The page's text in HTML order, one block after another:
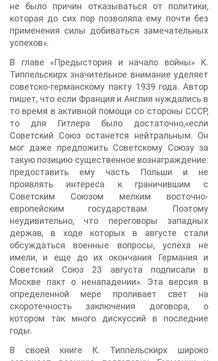
не было причин отказываться от политики,
которая до сих пор позволяла ему почти без
применения силы добиваться замечательных
успехов».
В главе «Предыстория и начало войны» К.
Типпельскирх значительное внимание уделяет
советско-германскому пакту 1939 года. Автор
пишет, что если Франция и Англия нуждались в
то время в активной помощи со стороны СССР,
то для Гитлера было достаточно,«если
Советский Союз останется нейтральным. Он
мог даже предложить Советскому Союзу за
такую позицию существенное вознаграждение:
предоставить ему часть Польши и не
проявлять интереса к граничившим с
Советским Союзом мелким восточно-
европейским государствам. Поэтому
неудивительно, что переговоры западных
держав, в ходе которых в августе стали
обсуждаться военные вопросы, успеха не
имели, и еще до их окончания Германия и
Советский Союз 23 августа подписали в
Москве пакт о ненападении». Эта версия в
определенной мере проливает свет на
скоротечность заключения договора, о
котором так много дискуссий в последние
годы.
В своей книге К. Типпельскирх широко